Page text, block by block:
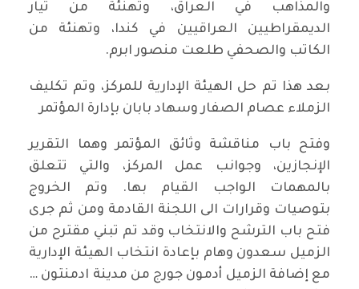
والمذاهب في العراق، وتهنئة من تيار
الديمقراطيين العراقيين في كندا، وتهنئة من
الكاتب والصحفي طلعت منصور ابرم.
بعد هذا تم حل الهيئة الإدارية للمركز، وتم تكليف
الزملاء عصام الصفار وسهاد بابان بإدارة المؤتمر
وفتح باب مناقشة وثائق المؤتمر وهما التقرير
الإنجازين، وجوانب عمل المركز، والتي تتعلق
بالمهمات الواجب القيام بها. وتم الخروج
بتوصيات وقرارات الى اللجنة القادمة ومن ثم جرى
فتح باب الترشح والانتخاب وقد تم تبني مقترح من
الزميل سعدون وهام بإعادة انتخاب الهيئة الإدارية
مع إضافة الزميل أدمون جورج من مدينة ادمنتون …